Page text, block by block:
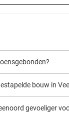
bouw in
gevoeliger